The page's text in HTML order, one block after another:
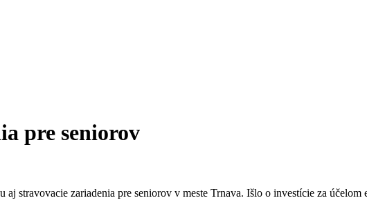
pre seniorov
stravovacie zariadenia pre seniorov v meste Trnava. Išlo o investície za